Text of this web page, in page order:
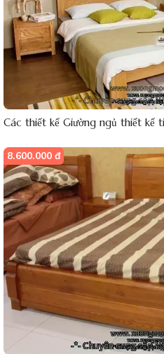
Các thiết kế Giường ngủ thiết kế
8.600.000 đ